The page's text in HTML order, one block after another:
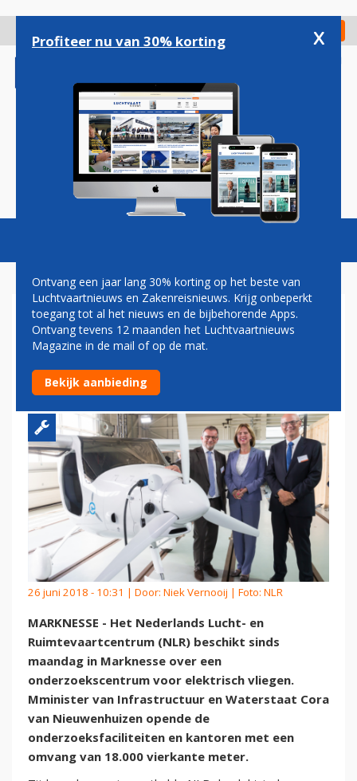
gaan
Check in
Magazine Podcasts Vacatures
NLR OPENT
ONDERZOEKSCENTRUM VOOR
ELEKTRISCH VLIEGEN
26 juni 2018 - 10:31 | Door: Niek Vernooij | Foto: NLR
MARKNESSE - Het Nederlands Lucht- en
Ruimtevaartcentrum (NLR) beschikt sinds
maandag in Marknesse over een
onderzoekscentrum voor elektrisch vliegen.
Mminister van Infrastructuur en Waterstaat Cora
van Nieuwenhuizen opende de
onderzoeksfaciliteiten en kantoren met een
omvang van 18.000 vierkante meter.
Profiteer nu van 30% korting x
Ontvang een jaar lang 30% korting op het beste van
Luchtvaartnieuws en Zakenreisnieuws. Krijg onbeperkt
toegang tot al het nieuws en de bijbehorende Apps.
Ontvang tevens 12 maanden het Luchtvaartnieuws
Magazine in de mail of op de mat.
Bekijk aanbieding